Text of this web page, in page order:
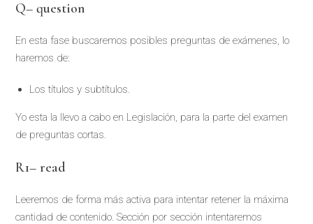
Q–question
En esta fase buscaremos posibles preguntas de exámenes, lo
haremos de:
Los títulos y subtítulos.
Yo esta la llevo a cabo en Legislación, para la parte del examen
de preguntas cortas.
R1–read
Leeremos de forma más activa para intentar retener la máxima
cantidad de contenido. Sección por sección intentaremos